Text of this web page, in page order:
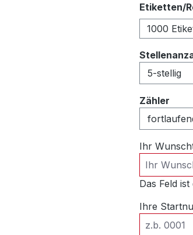
Etiketten/
1000
Zähler
Ihr
Das Feld
Ihre